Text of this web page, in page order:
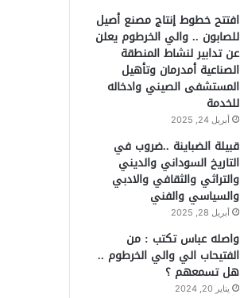
افتتح خطوط إنتاج مصنع أصيل
للصابون .. والي الخرطوم يعلن
عن تدابير لنشاط المنطقة
الصناعية أمدرمان وتأهيل
المستشفى الصيني وادخاله
للخدمة
أبريل 24, 2025
قبيلة الضباينة ..ضروب في
التاريخ السوداني والديني
والتراثي والثقافي والادبي
والسياسي والفني
أبريل 28, 2025
واصله عباس تكتب : من
الفتيحاب الي والي الخرطوم ..
هل تسمعهم ؟
يناير 20, 2024